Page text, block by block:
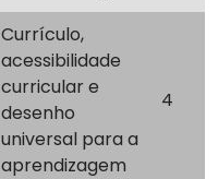
Currículo,
acessibilidade
curricular e
desenho
universal para a
aprendizagem
4